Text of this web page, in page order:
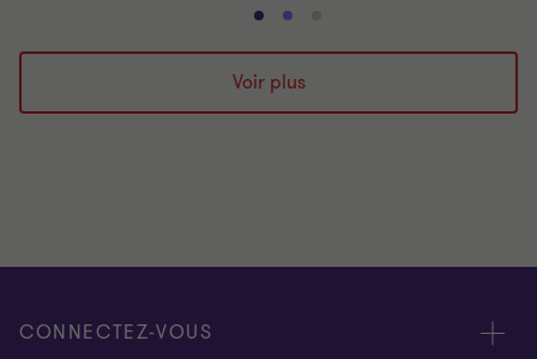
Aller
à
la
diapositive
Aller
à
la
diapositive
à
diapositive
Voir plus
CONNECTEZ-VOUS